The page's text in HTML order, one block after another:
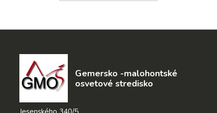
Gemersko -malohontské
osvetové stredisko